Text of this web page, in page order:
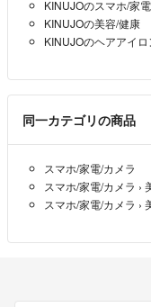
KINUJOのスマホ/家
KINUJOの美容/健康
KINUJOのヘアアイロ
同一カテゴリの商品
スマホ/家電/カメラ
スマホ/家電/カメラ ›
スマホ/家電/カメラ ›